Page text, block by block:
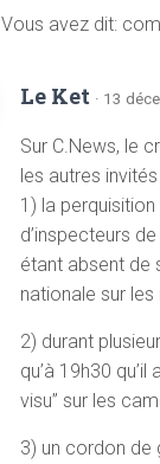
Vous avez dit:
Le Ket · 13
Sur C.News, le
les autres
1) la
d’inspecteurs
étant absent de
nationale sur
2) durant
qu’à 19h30
visu” sur les
3) un cordon de